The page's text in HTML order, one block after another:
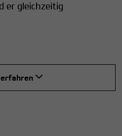
er gleichzeitig